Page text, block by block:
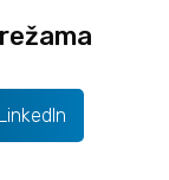
LinkedIn